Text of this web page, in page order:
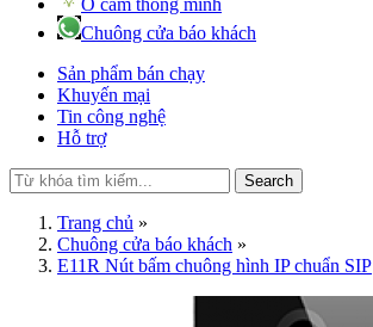
Ổ cắm thông minh
Chuông cửa báo khách
Sản phẩm bán chạy
Khuyến mại
Tin công nghệ
Hỗ trợ
Search
Trang chủ »
Chuông cửa báo khách »
E11R Nút bấm chuông hình IP chuẩn SIP